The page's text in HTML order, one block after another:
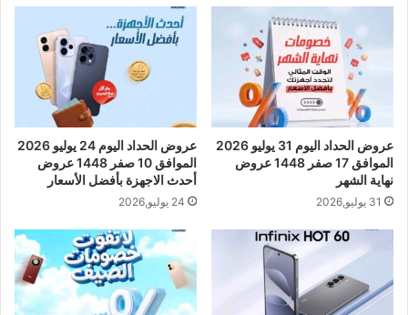
عروض الحداد اليوم 31 يوليو 2026
الموافق 17 صفر 1448 عروض
نهاية الشهر
31 يوليو,2026
عروض الحداد اليوم 24 يوليو 2026
الموافق 10 صفر 1448 عروض
أحدث الاجهزة بأفضل الأسعار
24 يوليو,2026